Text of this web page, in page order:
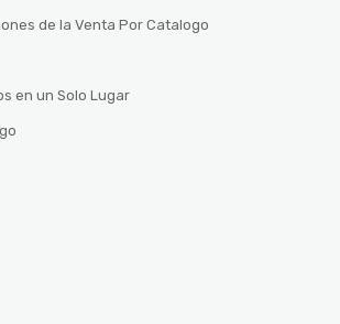
de la Venta Por Catalogo
en un Solo Lugar